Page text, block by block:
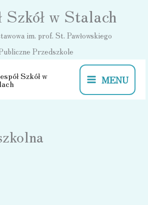
Szkół w Stalach
im. prof. St. Pawłowskiego
Przedszkole
MENU